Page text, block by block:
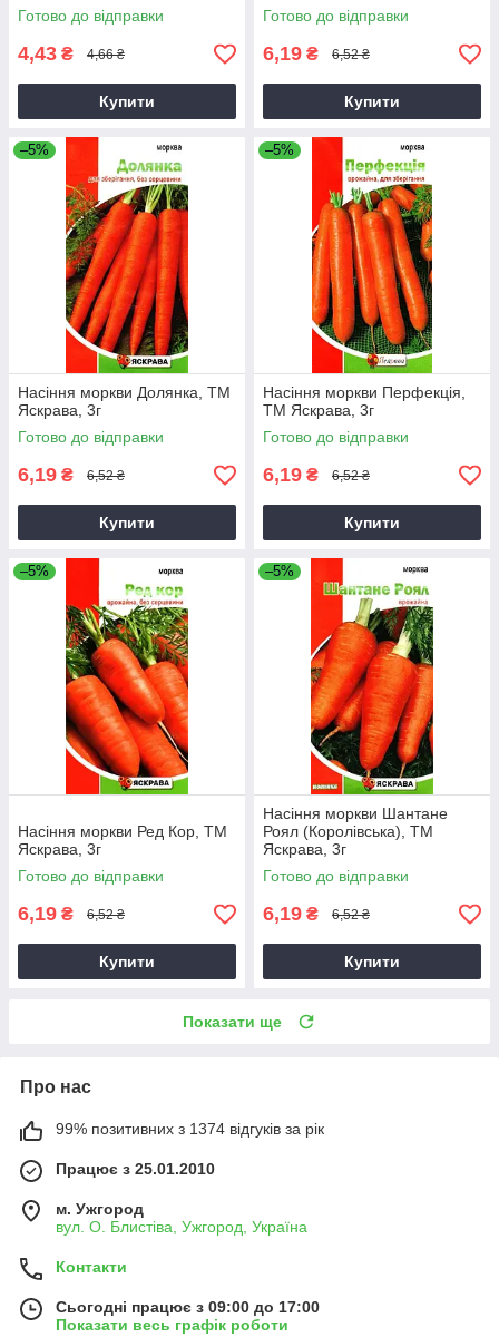
Готово до відправки
4,43 ₴ 4,66 ₴
Купити
Готово до відправки
6,19 ₴ 6,52 ₴
Купити
–5%
Насіння моркви Долянка, ТМ
Яскрава, 3г
Готово до відправки
6,19 ₴ 6,52 ₴
Купити
–5%
Насіння моркви Перфекцiя,
ТМ Яскрава, 3г
Готово до відправки
6,19 ₴ 6,52 ₴
Купити
–5%
Насіння моркви Ред Кор, ТМ
Яскрава, 3г
Готово до відправки
6,19 ₴ 6,52 ₴
Купити
–5%
Насіння моркви Шантане
Роял (Королівська), ТМ
Яскрава, 3г
Готово до відправки
6,19 ₴ 6,52 ₴
Купити
Показати ще
Про нас
99% позитивних з 1374 відгуків за рік
Працює з 25.01.2010
м. Ужгород
вул. О. Блистіва, Ужгород, Україна
Контакти
Сьогодні працює з 09:00 до 17:00
Показати весь графік роботи